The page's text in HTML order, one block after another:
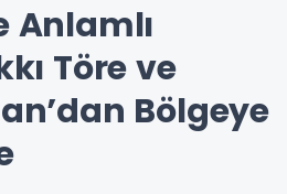
Anlamlı
Töre ve
Bölgeye